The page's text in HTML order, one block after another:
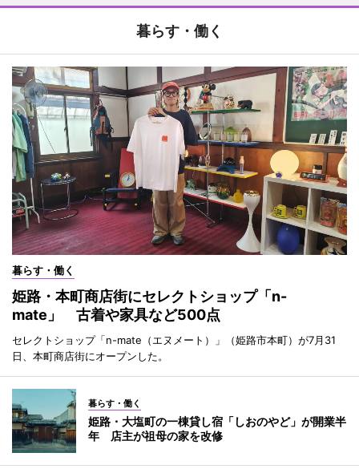
暮らす・働く
暮らす・働く
姫路・本町商店街にセレクトショップ「n-
mate」 古着や家具など500点
セレクトショップ「n-mate（エヌメート）」（姫路市本町）が7月31
日、本町商店街にオープンした。
暮らす・働く
姫路・大塩町の一棟貸し宿「しおのやど」が開業半
年 店主が祖母の家を改修